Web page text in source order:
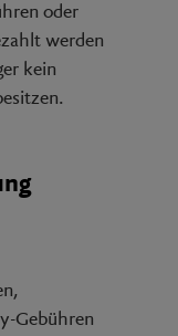
oder
werden
kein
Gebühren